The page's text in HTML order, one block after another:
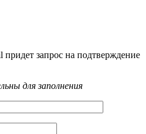
запрос на подтверждение
для заполнения